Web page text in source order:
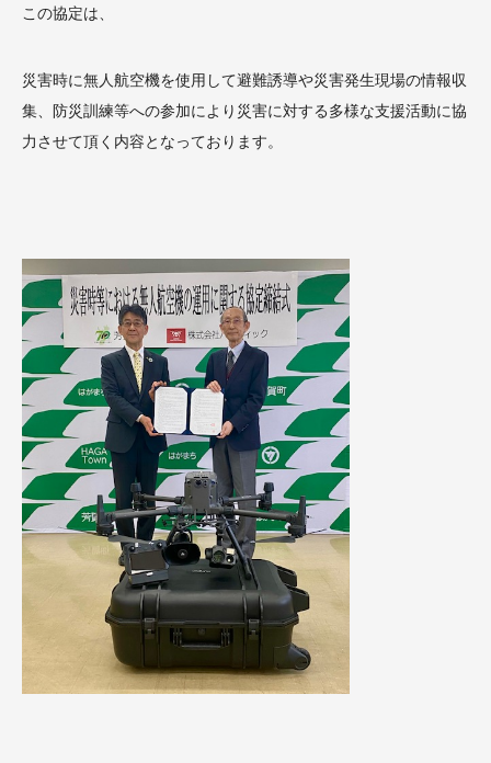
この協定は、
災害時に無人航空機を使用して避難誘導や災害発生現場の情報収
集、防災訓練等への参加により災害に対する多様な支援活動に協
力させて頂く内容となっております。